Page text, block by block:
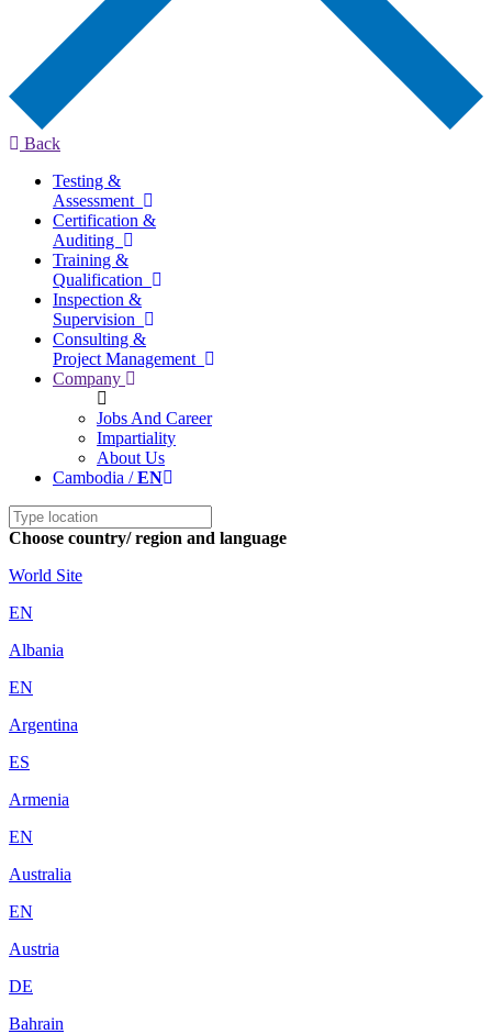
Back
Testing &
Assessment
Certification &
Auditing
Training &
Qualification
Inspection &
Supervision
Consulting &
Project Management
Company
Jobs And Career
Impartiality
About Us
Cambodia /EN
Choose country/ region and language
World Site
EN
Albania
EN
Argentina
ES
Armenia
EN
Australia
EN
Austria
DE
Bahrain